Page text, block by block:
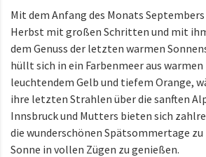
Mit dem Anfang des Monats
Herbst mit großen Schritten und mit
dem Genuss der letzten warmen
hüllt sich in ein Farbenmeer aus
leuchtendem Gelb und tiefem Orange,
ihre letzten Strahlen über die sanften
Innsbruck und Mutters bieten sich
die wunderschönen Spätsommertage zu
Sonne in vollen Zügen zu genießen.